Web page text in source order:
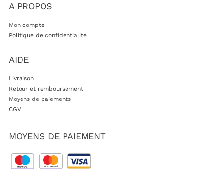
A PROPOS
Mon compte
Politique de confidentialité
AIDE
Livraison
Retour et remboursement
Moyens de paiements
CGV
MOYENS DE PAIEMENT